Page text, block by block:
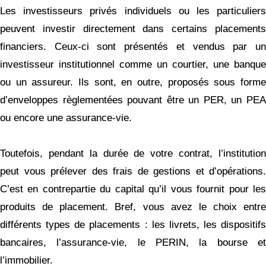
Les investisseurs privés individuels ou les particuliers
peuvent investir directement dans certains placements
financiers. Ceux-ci sont présentés et vendus par un
investisseur institutionnel comme un courtier, une banque
ou un assureur. Ils sont, en outre, proposés sous forme
d’enveloppes règlementées pouvant être un PER, un PEA
ou encore une assurance-vie.
Toutefois, pendant la durée de votre contrat, l’institution
peut vous prélever des frais de gestions et d’opérations.
C’est en contrepartie du capital qu’il vous fournit pour les
produits de placement. Bref, vous avez le choix entre
différents types de placements : les livrets, les dispositifs
bancaires, l’assurance-vie, le PERIN, la bourse et
l’immobilier.